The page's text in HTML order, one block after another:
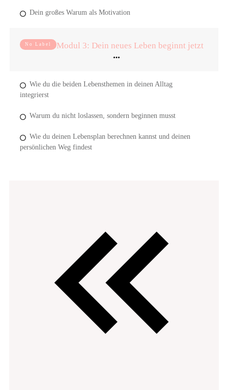
Dein großes Warum als Motivation
No Label Modul 3: Dein neues Leben beginnt jetzt
Wie du die beiden Lebensthemen in deinen Alltag
integrierst
Warum du nicht loslassen, sondern beginnen musst
Wie du deinen Lebensplan berechnen kannst und deinen
persönlichen Weg findest